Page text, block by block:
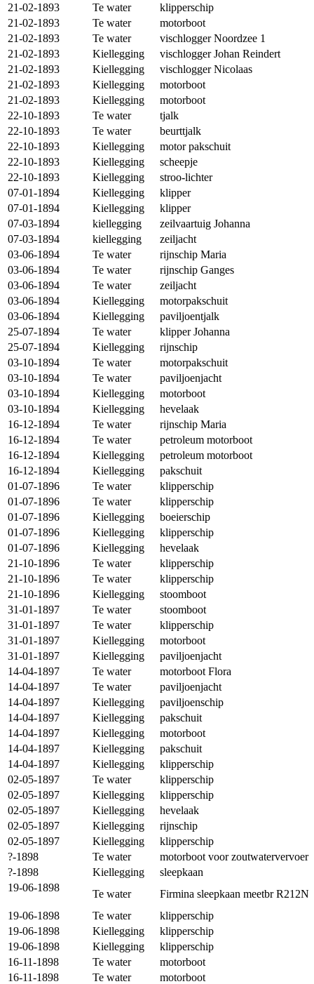
21-02-1893
Te water
klipperschip
21-02-1893
Te water
motorboot
21-02-1893
Te water
vischlogger Noordzee 1
21-02-1893
Kiellegging
vischlogger Johan Reindert
21-02-1893
Kiellegging
vischlogger Nicolaas
21-02-1893
Kiellegging
motorboot
21-02-1893
Kiellegging
motorboot
22-10-1893
Te water
tjalk
22-10-1893
Te water
beurttjalk
22-10-1893
Kiellegging
motor pakschuit
22-10-1893
Kiellegging
scheepje
22-10-1893
Kiellegging
stroo-lichter
07-01-1894
Kiellegging
klipper
07-01-1894
Kiellegging
klipper
07-03-1894
kiellegging
zeilvaartuig Johanna
07-03-1894
kiellegging
zeiljacht
03-06-1894
Te water
rijnschip Maria
03-06-1894
Te water
rijnschip Ganges
03-06-1894
Te water
zeiljacht
03-06-1894
Kiellegging
motorpakschuit
03-06-1894
Kiellegging
paviljoentjalk
25-07-1894
Te water
klipper Johanna
25-07-1894
Kiellegging
rijnschip
03-10-1894
Te water
motorpakschuit
03-10-1894
Te water
paviljoenjacht
03-10-1894
Kiellegging
motorboot
03-10-1894
Kiellegging
hevelaak
16-12-1894
Te water
rijnschip Maria
16-12-1894
Te water
petroleum motorboot
16-12-1894
Kiellegging
petroleum motorboot
16-12-1894
Kiellegging
pakschuit
01-07-1896
Te water
klipperschip
01-07-1896
Te water
klipperschip
01-07-1896
Kiellegging
boeierschip
01-07-1896
Kiellegging
klipperschip
01-07-1896
Kiellegging
hevelaak
21-10-1896
Te water
klipperschip
21-10-1896
Te water
klipperschip
21-10-1896
Kiellegging
stoomboot
31-01-1897
Te water
stoomboot
31-01-1897
Te water
klipperschip
31-01-1897
Kiellegging
motorboot
31-01-1897
Kiellegging
paviljoenjacht
14-04-1897
Te water
motorboot Flora
14-04-1897
Te water
paviljoenjacht
14-04-1897
Kiellegging
paviljoenschip
14-04-1897
Kiellegging
pakschuit
14-04-1897
Kiellegging
motorboot
14-04-1897
Kiellegging
pakschuit
14-04-1897
Kiellegging
klipperschip
02-05-1897
Te water
klipperschip
02-05-1897
Kiellegging
klipperschip
02-05-1897
Kiellegging
hevelaak
02-05-1897
Kiellegging
rijnschip
02-05-1897
Kiellegging
klipperschip
?-1898
Te water
motorboot voor zoutwatervervoer
?-1898
Kiellegging
sleepkaan
19-06-1898
Te water
Firmina sleepkaan meetbr R212N
19-06-1898
Te water
klipperschip
19-06-1898
Kiellegging
klipperschip
19-06-1898
Kiellegging
klipperschip
16-11-1898
Te water
motorboot
16-11-1898
Te water motorboot